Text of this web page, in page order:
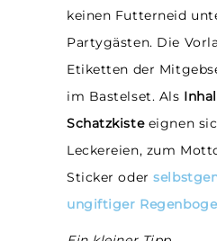
keinen Futterneid
Partygästen. Die
Etiketten der
im Bastelset. Als
Schatzkisteeignen
Leckereien, zum
Sticker oder
ungiftiger